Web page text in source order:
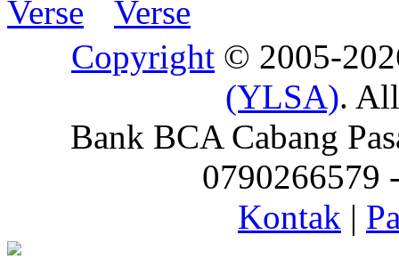
Copyright © 2005-
(YLSA).
Bank BCA Cabang
0790266579
Kontak |